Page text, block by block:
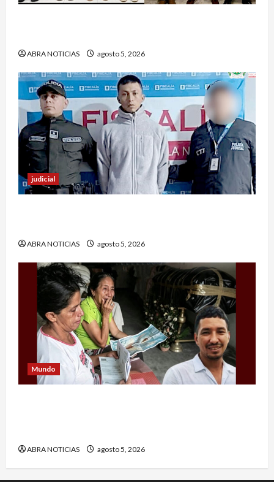
ABRA NOTICIAS agosto 5, 2026
judicial
ABRA NOTICIAS agosto 5, 2026
Mundo
ABRA NOTICIAS agosto 5, 2026